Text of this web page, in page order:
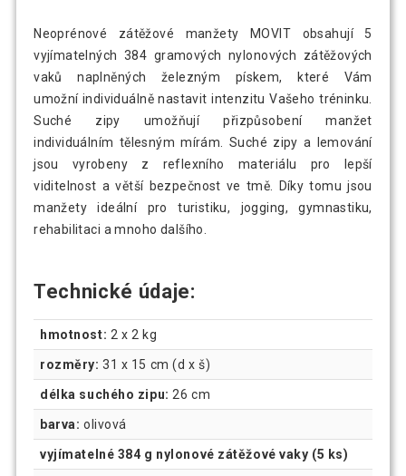
Neoprénové zátěžové manžety MOVIT obsahují 5
vyjímatelných 384 gramových nylonových zátěžových
vaků naplněných železným pískem, které Vám
umožní individuálně nastavit intenzitu Vašeho tréninku.
Suché zipy umožňují přizpůsobení manžet
individuálním tělesným mírám. Suché zipy a lemování
jsou vyrobeny z reflexního materiálu pro lepší
viditelnost a větší bezpečnost ve tmě. Díky tomu jsou
manžety ideální pro turistiku, jogging, gymnastiku,
rehabilitaci a mnoho dalšího.
Technické údaje:
hmotnost: 2 x 2 kg
rozměry: 31 x 15 cm (d x š)
délka suchého zipu: 26 cm
barva: olivová
vyjímatelné 384 g nylonové zátěžové vaky (5 ks)